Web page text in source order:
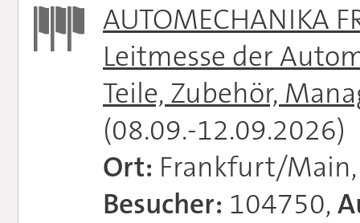
AUTOMECHANIKA
Leitmesse der
Teile, Zubehör,
(08.09.-12.09.2026)
Ort: Frankfurt/
Besucher: 104750,